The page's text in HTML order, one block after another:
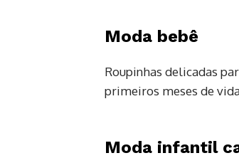
Moda bebê
Roupinhas delicadas
primeiros meses de
Moda infantil